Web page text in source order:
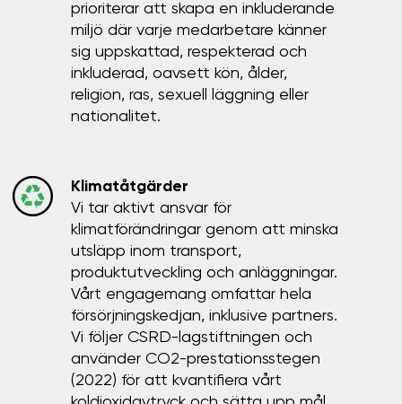
prioriterar att skapa en inkluderande
miljö där varje medarbetare känner
sig uppskattad, respekterad och
inkluderad, oavsett kön, ålder,
religion, ras, sexuell läggning eller
nationalitet.
Klimatåtgärder
Vi tar aktivt ansvar för
klimatförändringar genom att minska
utsläpp inom transport,
produktutveckling och anläggningar.
Vårt engagemang omfattar hela
försörjningskedjan, inklusive partners.
Vi följer CSRD-lagstiftningen och
använder CO2-prestationsstegen
(2022) för att kvantifiera vårt